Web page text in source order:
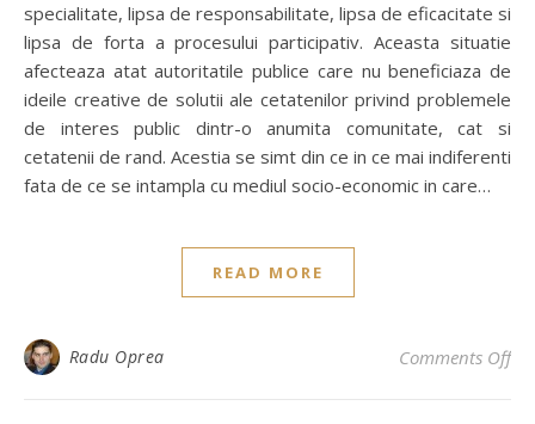
specialitate, lipsa de responsabilitate, lipsa de eficacitate si
lipsa de forta a procesului participativ. Aceasta situatie
afecteaza atat autoritatile publice care nu beneficiaza de
ideile creative de solutii ale cetatenilor privind problemele
de interes public dintr-o anumita comunitate, cat si
cetatenii de rand. Acestia se simt din ce in ce mai indiferenti
fata de ce se intampla cu mediul socio-economic in care…
READ MORE
Radu Oprea Comments Offon